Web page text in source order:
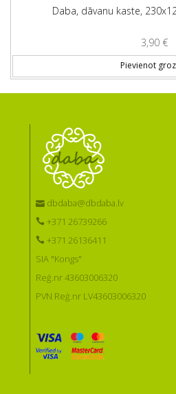
Daba, dāvanu kaste,
3,90 €
Pievienot
dbdaba@dbdaba.lv
+371 26739266
+371 26136411
SIA "Kongs"
Reģ.nr 43603006320
PVN Reģ.nr LV43603006320